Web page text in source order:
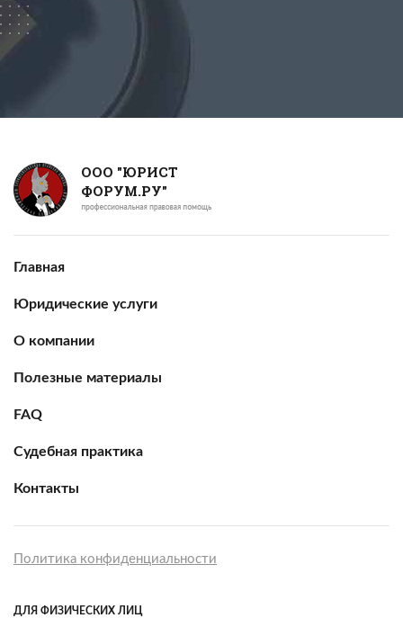
ООО "ЮРИСТ
ФОРУМ.РУ"
Главная
Юридические услуги
О компании
Полезные материалы
FAQ
Судебная практика
Контакты
Политика конфиденциальности
ДЛЯ ФИЗИЧЕСКИХ ЛИЦ